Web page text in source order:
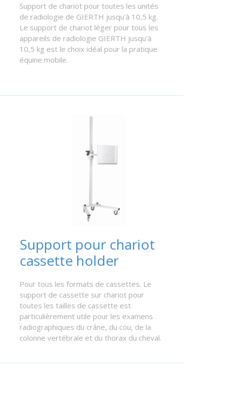
Support de chariot pour toutes les unités
de radiologie de GIERTH jusqu'à 10,5 kg.
Le support de chariot léger pour tous les
appareils de radiologie GIERTH jusqu'à
10,5 kg est le choix idéal pour la pratique
équine mobile.
Support pour chariot
cassette holder
Pour tous les formats de cassettes. Le
support de cassette sur chariot pour
toutes les tailles de cassette est
particulièrement utile pour les examens
radiographiques du crâne, du cou, de la
colonne vertébrale et du thorax du cheval.